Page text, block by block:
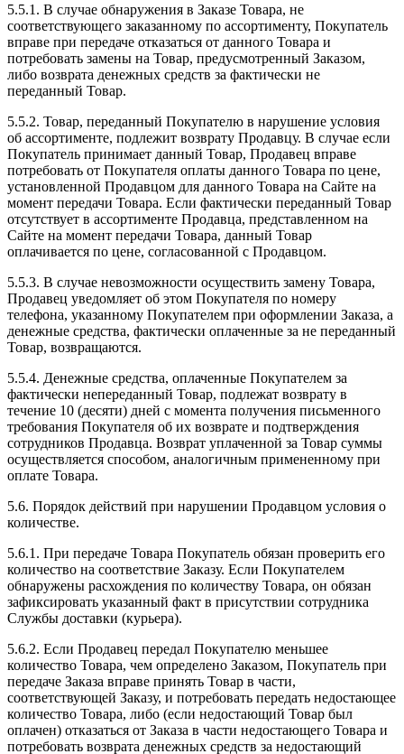
5.5.1. В случае обнаружения в Заказе Товара, не
соответствующего заказанному по ассортименту, Покупатель
вправе при передаче отказаться от данного Товара и
потребовать замены на Товар, предусмотренный Заказом,
либо возврата денежных средств за фактически не
переданный Товар.
5.5.2. Товар, переданный Покупателю в нарушение условия
об ассортименте, подлежит возврату Продавцу. В случае если
Покупатель принимает данный Товар, Продавец вправе
потребовать от Покупателя оплаты данного Товара по цене,
установленной Продавцом для данного Товара на Сайте на
момент передачи Товара. Если фактически переданный Товар
отсутствует в ассортименте Продавца, представленном на
Сайте на момент передачи Товара, данный Товар
оплачивается по цене, согласованной с Продавцом.
5.5.3. В случае невозможности осуществить замену Товара,
Продавец уведомляет об этом Покупателя по номеру
телефона, указанному Покупателем при оформлении Заказа, а
денежные средства, фактически оплаченные за не переданный
Товар, возвращаются.
5.5.4. Денежные средства, оплаченные Покупателем за
фактически непереданный Товар, подлежат возврату в
течение 10 (десяти) дней с момента получения письменного
требования Покупателя об их возврате и подтверждения
сотрудников Продавца. Возврат уплаченной за Товар суммы
осуществляется способом, аналогичным примененному при
оплате Товара.
5.6. Порядок действий при нарушении Продавцом условия о
количестве.
5.6.1. При передаче Товара Покупатель обязан проверить его
количество на соответствие Заказу. Если Покупателем
обнаружены расхождения по количеству Товара, он обязан
зафиксировать указанный факт в присутствии сотрудника
Службы доставки (курьера).
5.6.2. Если Продавец передал Покупателю меньшее
количество Товара, чем определено Заказом, Покупатель при
передаче Заказа вправе принять Товар в части,
соответствующей Заказу, и потребовать передать недостающее
количество Товара, либо (если недостающий Товар был
оплачен) отказаться от Заказа в части недостающего Товара и
потребовать возврата денежных средств за недостающий